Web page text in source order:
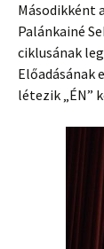
Másodikként a
Palánkainé
ciklusának
Előadásának
létezik „ÉN”